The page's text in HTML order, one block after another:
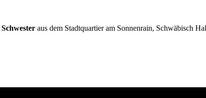
Schwester aus dem Stadtquartier am Sonnenrain, Schwäbisch